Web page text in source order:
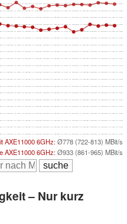
AXE11000 6GHz:Ø778 (722-813) MBit/s
AXE11000 6GHz:Ø933 (861-965) MBit/s
– Nur kurz